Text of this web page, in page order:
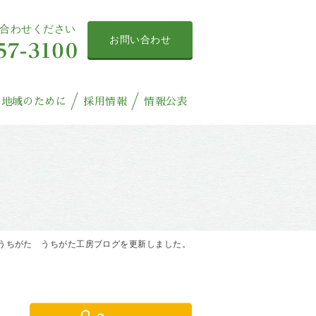
わせください
お問い合わせ
地域のために 採用情報 情報公表
ちがた うちがた工房ブログを更新しました。